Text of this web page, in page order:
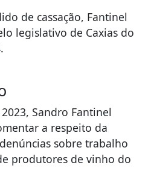
de cassação, Fantinel
legislativo de Caxias do
Sandro Fantinel
a respeito da
sobre trabalho
produtores de vinho do